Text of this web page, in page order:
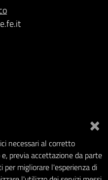
×
necessari al corretto
previa accettazione da parte
migliorare l'esperienza di